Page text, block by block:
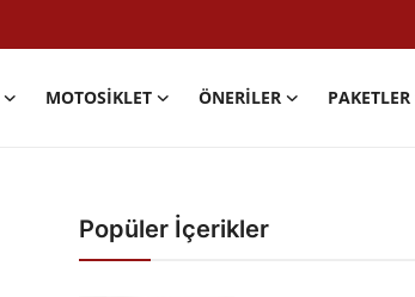
MOTOSIKLET ÖNERILER PAKETLER
Popüler İçerikler